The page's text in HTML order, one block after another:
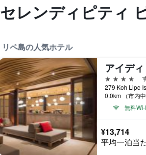
セレンディピティ
リペ島の人気ホテル
4つ星
279 Koh Lipe
0.0km （市内中
無料Wi-
¥13,714
平均一泊当